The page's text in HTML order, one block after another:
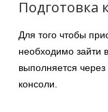
Подготовка
Для того чтобы
необходимо зайти
выполняется
консоли.